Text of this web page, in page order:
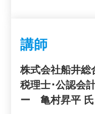
講師
株式会社船井
税理士･公認会
ー 亀村昇平 氏